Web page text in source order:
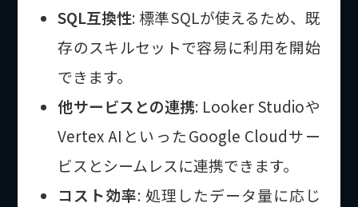
SQL互換性: 標準SQLが使えるため、既
存のスキルセットで容易に利用を開始
できます。
他サービスとの連携: Looker Studioや
Vertex AIといったGoogle Cloudサー
ビスとシームレスに連携できます。
コスト効率: 処理したデータ量に応じ